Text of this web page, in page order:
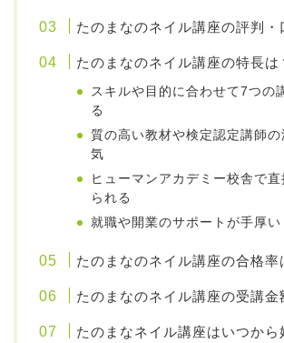
たのまなのネイル講座の評判・
たのまなのネイル講座の特長は
スキルや目的に合わせて7つの
る
質の高い教材や検定認定講師の
気
ヒューマンアカデミー校舎で
られる
就職や開業のサポートが手厚い
たのまなのネイル講座の合格率
たのまなのネイル講座の受講金
たのまなネイル講座はいつから